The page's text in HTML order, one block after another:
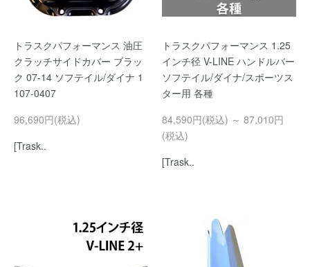
トラスクパフォーマンス 油圧
クラッチサイドカバー ブラッ
ク 07-14 ソフテイル/ダイナ 1
107-0407
96,690円(税込)
[Trask..
トラスクパフォーマンス 1.25
インチ径 V-LINE ハンドルバー
ソフテイル/ダイナ/スポーツス
ター用 各種
84,590円(税込) ～ 87,010円
(税込)
[Trask..